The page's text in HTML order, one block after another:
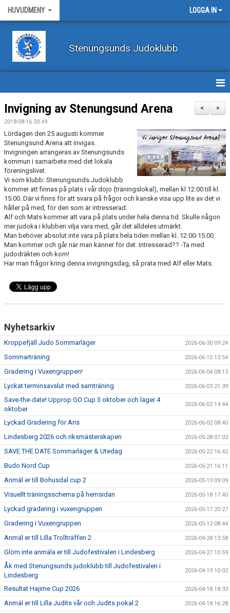
HUVUDMENY LOGGA IN
Stenungsunds Judoklubb
HEM
FÖRBUNDSNYHETER
BILDER
BÖRJA TRÄNA JUDO
BLI MEDLEM
VECKOSCHEMA
>
<
Invigning av Stenungsund Arena
2018-08-16 20:49
Lördagen den 25 augusti kommer
Stenungsund Arena att invigas.
Invigningen arrangeras av Stenungsunds
kommun i samarbete med det lokala
föreningslivet.
Vi som klubb: Stenungsunds Judoklubb
kommer att finnas på plats i vår dojo (träningslokal), mellan kl 12:00 till kl.
15:00. Där vi finns för att svara på frågor och kanske visa upp lite av det vi
håller på med, för den som är intresserad.
Alf och Mats kommer att vara på plats under hela denna tid. Skulle någon
mer judoka i klubben vilja vara med, går det alldeles utmärkt.
Man behöver absolut inte vara på plats hela tiden mellan kl. 12:00-15:00.
Man kommer och går när man känner för det. Intresserad?? -Ta med
judodräkten och kom!
Har man frågor kring denna invigningsdag, så prata med Alf eller Mats.
Nyhetsarkiv
Kroppefjäll Judo Sommarläger 2026-06-30 09:24
Sommarträning 2026-06-15 13:54
Gradering i Vuxengruppen! 2026-06-04 08:13
Lyckat terminsavslut med samträning 2026-06-03 21:39
Save-the-date! Upprop GO Cup 3 oktober och läger 4
oktober
2026-06-02 14:44
Lyckad Gradering för Aris 2026-06-02 08:40
Lindesberg 2026 och riksmästerskapen 2026-05-28 07:02
SAVE THE DATE Sommarläger & Utedag 2026-05-22 16:42
Budo Nord Cup 2026-05-21 16:11
Anmäl er till Bohusdal cup 2 2026-05-19 09:09
Visuellt träningsschema på hemsidan 2026-05-18 17:40
Lyckad gradering i vuxengruppen 2026-05-17 20:27
Gradering i Vuxengruppen 2026-05-12 08:44
Anmäl er till Lilla Trollträffen 2 2026-04-28 13:58
Glöm inte anmäla er till Judofestivalen i Lindesberg 2026-04-27 10:59
Åk med Stenungsunds judoklubb till Judofestivalen i
Lindesberg
2026-04-19 10:02
Resultat Hajime Cup 2026 2026-04-18 18:33
Anmäl er till Lilla Judits vår och Judits pokal 2 2026-04-18 16:28